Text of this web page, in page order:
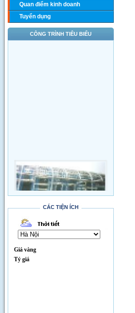
Quan điểm kinh doanh
Tuyển dụng
CÔNG TRÌNH TIÊU BIỂU
Thi công đường qua SVĐ Quốc Gia
CÁC TIỆN ÍCH
Giá vàng
Tỷ giá